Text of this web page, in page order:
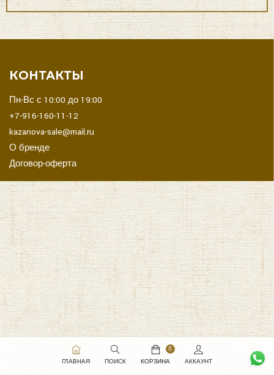
КОНТАКТЫ
Пн-Вс с 10:00 до 19:00
+7-916-160-11-12
kazanova-sale@mail.ru
О бренде
Договор-оферта
ГЛАВНАЯ ПОИСК
0
КОРЗИНА
АККАУНТ